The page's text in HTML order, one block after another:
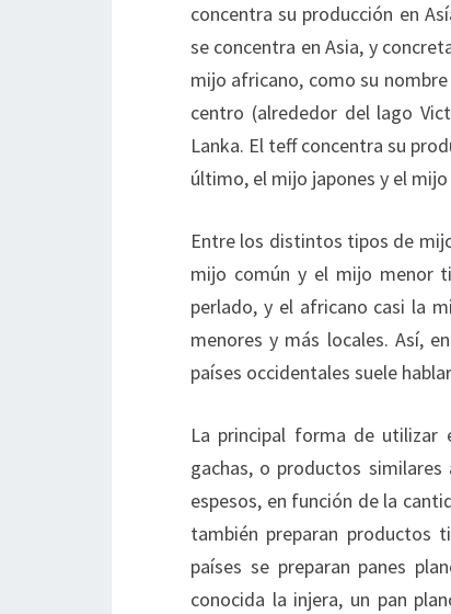
concentra su producción en
se concentra en Asia, y
mijo africano, como su
centro (alrededor del lago
Lanka. El teff concentra su
último, el mijo japones y el
Entre los distintos tipos de
mijo común y el mijo menor
perlado, y el africano casi la
menores y más locales. Así,
países occidentales suele
La principal forma de utilizar
gachas, o productos
espesos, en función de la
también preparan productos
países se preparan panes
conocida la injera, un pan